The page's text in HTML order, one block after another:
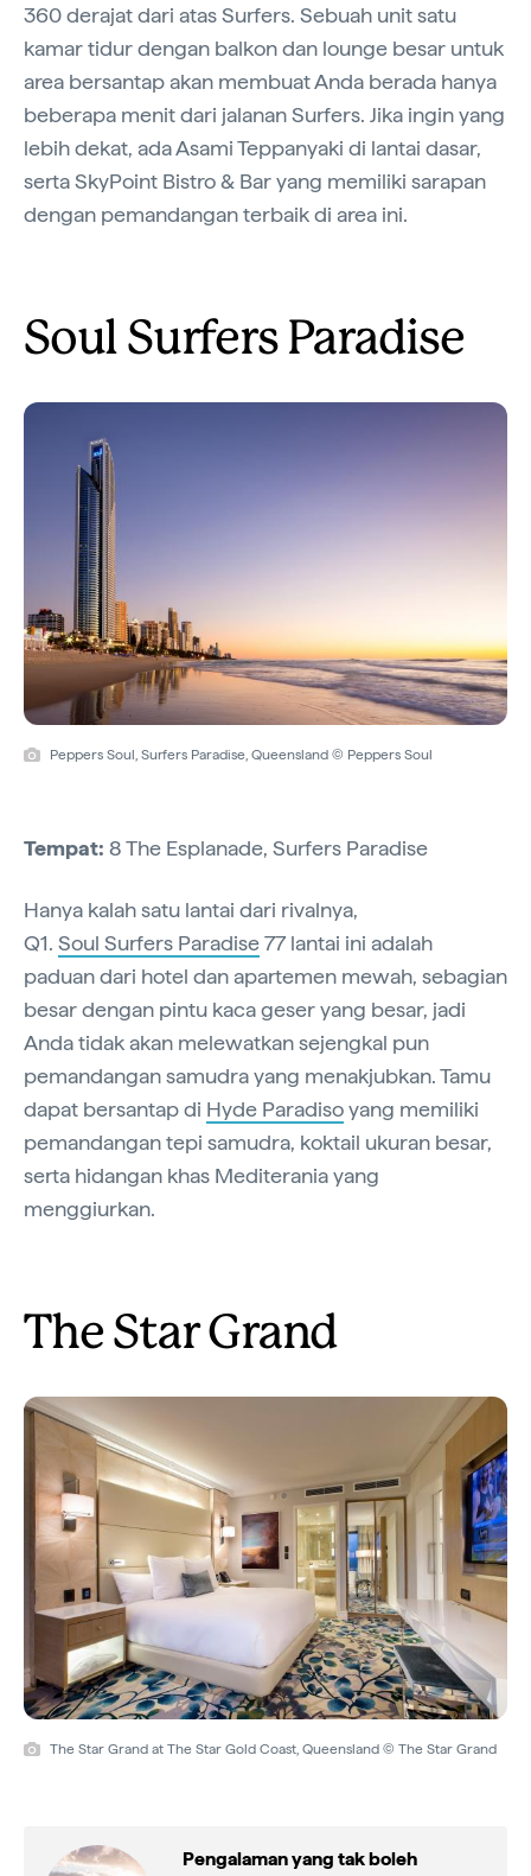
360 derajat dari atas Surfers. Sebuah unit satu
kamar tidur dengan balkon dan lounge besar untuk
area bersantap akan membuat Anda berada hanya
beberapa menit dari jalanan Surfers. Jika ingin yang
lebih dekat, ada Asami Teppanyaki di lantai dasar,
serta SkyPoint Bistro & Bar yang memiliki sarapan
dengan pemandangan terbaik di area ini.
Soul Surfers Paradise
Peppers Soul, Surfers Paradise, Queensland © Peppers Soul
Tempat: 8 The Esplanade, Surfers Paradise
Hanya kalah satu lantai dari rivalnya,
Q1. Soul Surfers Paradise77 lantai ini adalah
paduan dari hotel dan apartemen mewah, sebagian
besar dengan pintu kaca geser yang besar, jadi
Anda tidak akan melewatkan sejengkal pun
pemandangan samudra yang menakjubkan. Tamu
dapat bersantap di Hyde Paradisoyang memiliki
pemandangan tepi samudra, koktail ukuran besar,
serta hidangan khas Mediterania yang
menggiurkan.
The Star Grand
The Star Grand at The Star Gold Coast, Queensland © The Star Grand
Pengalaman yang tak boleh